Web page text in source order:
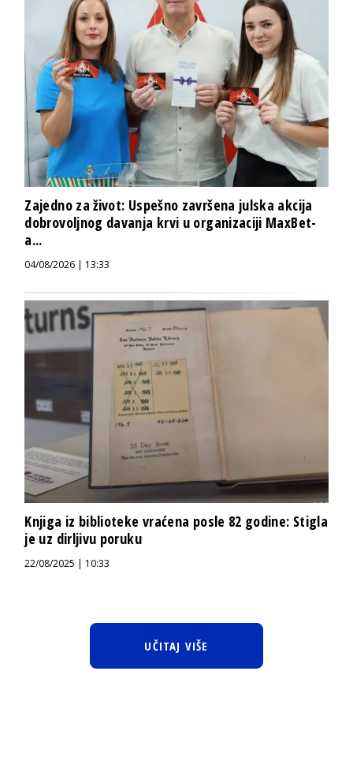
Zajedno za život: Uspešno završena julska akcija
dobrovoljnog davanja krvi u organizaciji MaxBet-
a...
04/08/2026 | 13:33
Knjiga iz biblioteke vraćena posle 82 godine: Stigla
je uz dirljivu poruku
22/08/2025 | 10:33
UČITAJ VIŠE